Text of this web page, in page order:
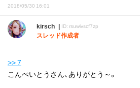
2018/05/30 16:01
kirsch ID: rsuwivscf7zp
スレッド作成者
>> 7
こんぺいとうさん、ありがとう～。